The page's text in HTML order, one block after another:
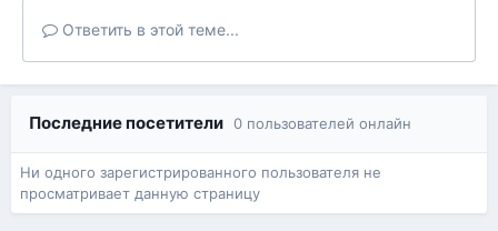
Ответить в этой теме...
Последние посетители 0 пользователей онлайн
Ни одного зарегистрированного пользователя не
просматривает данную страницу